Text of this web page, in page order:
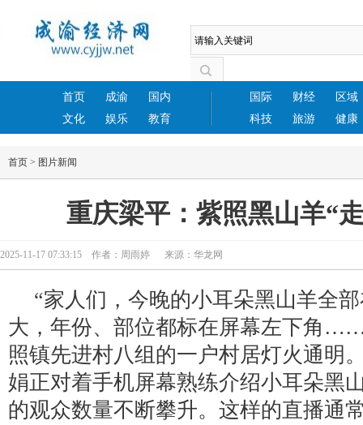
首页 成渝
国内
文化
娱乐 教育
国际 财经
区域
科技
旅游 健康
首页 > 图片新闻
重庆梁平：紫照黑山羊“
2025-11-17 07:33:15 作者：周雨婷 来源：华龙网
“家人们，今晚的小耳朵黑山羊全
大，年份、部位都标在屏幕左下角
照镇先进村八组的一户村居灯火通明
娟正对着手机屏幕熟练介绍小耳朵黑
的观众数量不断攀升。这样的直播通